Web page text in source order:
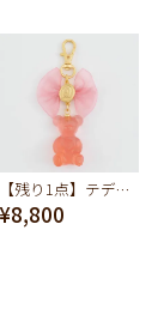
【残り1点】テディベアグミ バッグチャーム(ストロベリー)
¥8,800